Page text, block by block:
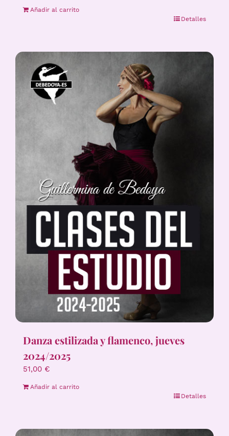
Añadir al carrito
Detalles
Danza estilizada y flamenco, jueves
2024/2025
51,00 €
Añadir al carrito
Detalles